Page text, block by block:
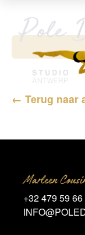
← Terug naar
Marleen
+32 479 59 66